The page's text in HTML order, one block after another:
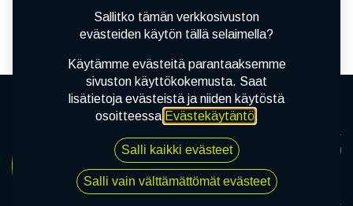
tuotetta!
Sallitko tämän verkkosivuston
evästeiden käytön tällä selaimella?
Käytämme evästeitä parantaaksemme
sivuston käyttökokemusta. Saat
lisätietoja evästeistä ja niiden käytöstä
osoitteessa Evästekäytäntö.
Salli kaikki evästeet
Salli vain välttämättömät evästeet